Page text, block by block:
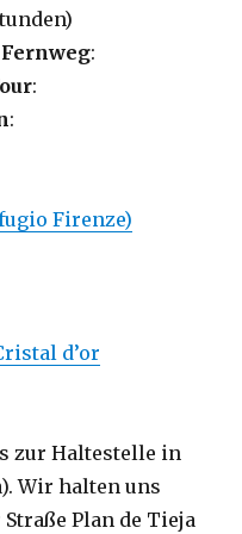
:
:
:
Firenze)
d’or
zur Haltestelle in
Wir halten uns
Plan de Tieja